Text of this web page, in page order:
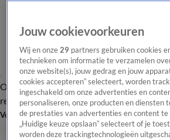
Overzicht Laatste nieuws Regionieuws Het
redactie
Volg Hart van Nederland
Jouw cookievoorkeuren
Wij en onze29 partners gebruiken cookies
technieken om informatie te verzamelen
onze website(s), jouw gedrag en jouw
cookies accepteren” selecteert, worden
ingeschakeld om onze advertenties en
personaliseren, onze producten en diensten
de prestaties van advertenties en content te
„Huidige keuze opslaan” selecteert of je
worden deze trackingtechnologieën